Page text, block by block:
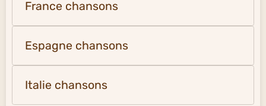
France chansons
Espagne chansons
Italie chansons